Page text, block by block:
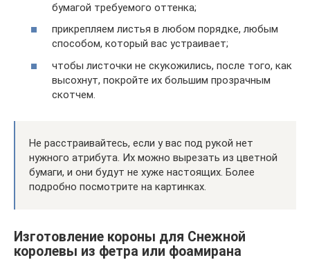
бумагой требуемого оттенка;
прикрепляем листья в любом порядке, любым
способом, который вас устраивает;
чтобы листочки не скукожились, после того, как
высохнут, покройте их большим прозрачным
скотчем.
Не расстраивайтесь, если у вас под рукой нет
нужного атрибута. Их можно вырезать из цветной
бумаги, и они будут не хуже настоящих. Более
подробно посмотрите на картинках.
Изготовление короны для Снежной
королевы из фетра или фоамирана